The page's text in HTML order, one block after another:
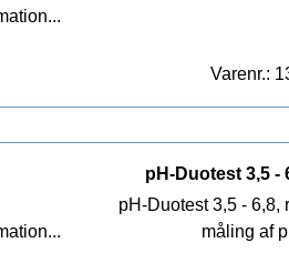
Varenr.:
pH-Duotest 3,5 -
pH-Duotest 3,5 - 6,8,
måling af